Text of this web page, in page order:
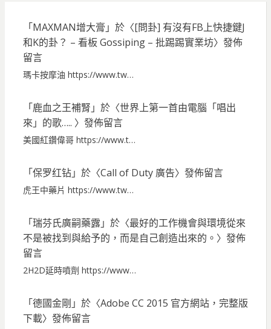
「MAXMAN增大膏 」於〈[問卦] 有沒有FB上快捷鍵J
和K的卦？ – 看板 Gossiping – 批踢踢實業坊〉發佈
留言
瑪卡按摩油 https://www.tw…
「鹿血之王補腎 」於〈世界上第一首由電腦「唱出
來」的歌….. 〉發佈留言
美國紅鑽偉哥 https://www.t…
「保罗红钻」於〈Call of Duty 廣告〉發佈留言
虎王中藥片 https://www.tw…
「瑞芬氏廣嗣藥露」於〈最好的工作機會與環境從來
不是被找到與給予的，而是自己創造出來的。 〉發佈
留言
2H2D延時噴劑 https://www…
「德國金剛 」於〈Adobe CC 2015 官方網站，完整版
下載〉發佈留言